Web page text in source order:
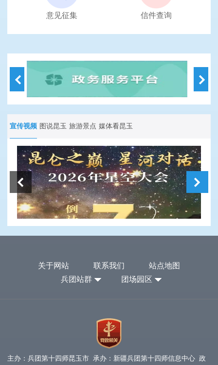
意见征集 信件查询
宣传视频 图说昆玉 旅游景点 媒体看昆玉
关于网站 联系我们
站点地图
兵团站群
团场园区
主办：兵团第十四师昆玉市 承办：新疆兵团第十四师信息中心 政